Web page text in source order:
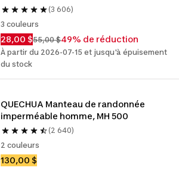
(3 606)
3 couleurs
28,00 $55,00 $49% de réduction
À partir du 2026-07-15 et jusqu'à épuisement
du stock
QUECHUA Manteau de randonnée
imperméable homme, MH 500
(2 640)
2 couleurs
130,00 $